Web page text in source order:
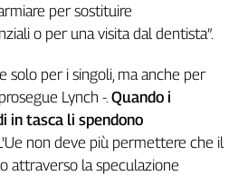
per sostituire
o per una visita dal dentista”.
solo per i singoli, ma anche per
Lynch -. Quando i
in tasca li spendono
non deve più permettere che il
attraverso la speculazione